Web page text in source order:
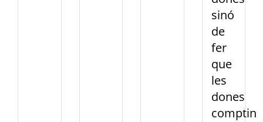
sinó
de
fer
que
les
dones
comptin